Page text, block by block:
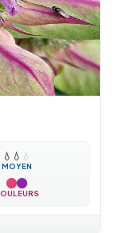
💧 💧 💧
MOYEN